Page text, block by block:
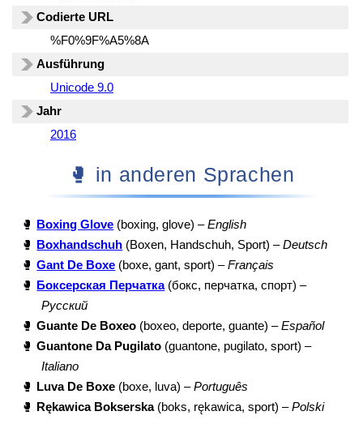
Codierte URL
%F0%9F%A5%8A
Ausführung
Unicode 9.0
Jahr
2016
🥊 in anderen Sprachen
🥊 Boxing Glove (boxing, glove) –English
🥊
Boxhandschuh (Boxen, Handschuh, Sport) –Deutsch
🥊 Gant De Boxe (boxe, gant, sport) –Français
🥊
Боксерская Перчатка(бокс, перчатка, спорт) –
Русский
🥊 Guante De Boxeo (boxeo, deporte, guante) –Español
🥊 Guantone Da Pugilato (guantone, pugilato, sport) –
Italiano
🥊
Luva De Boxe (boxe, luva) –Português
🥊
Rękawica Bokserska(boks, rękawica, sport) –Polski